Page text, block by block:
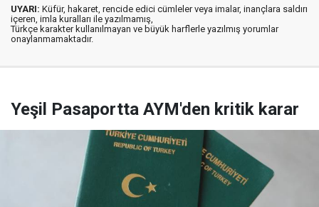
UYARI: Küfür, hakaret, rencide edici cümleler veya imalar, inançlara saldırı
içeren, imla kuralları ile yazılmamış,
Türkçe karakter kullanılmayan ve büyük harflerle yazılmış yorumlar
onaylanmamaktadır.
Yeşil Pasaportta AYM'den kritik karar